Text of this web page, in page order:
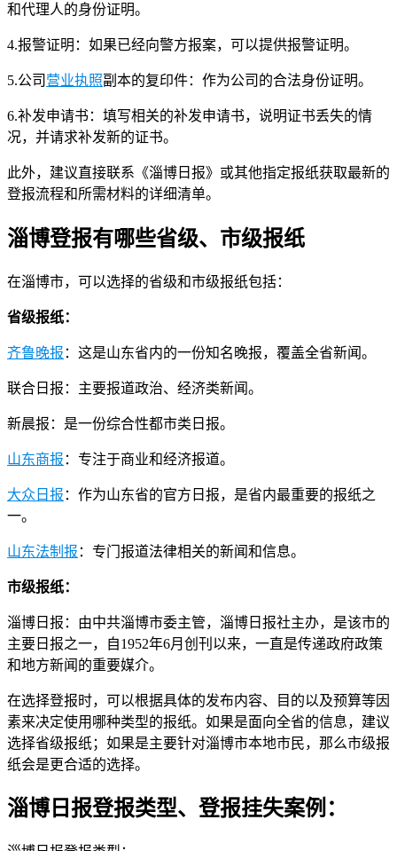
和代理人的身份证明。
4.报警证明：如果已经向警方报案，可以提供报警证明。
5.公司 营业执照副本的复印件：作为公司的合法身份证明。
6.补发申请书：填写相关的补发申请书，说明证书丢失的情
况，并请求补发新的证书。
此外，建议直接联系《淄博日报》或其他指定报纸获取最新的
登报流程和所需材料的详细清单。
淄博登报有哪些省级、市级报纸
在淄博市，可以选择的省级和市级报纸包括：
省级报纸：
齐鲁晚报 ：这是山东省内的一份知名晚报，覆盖全省新闻。
联合日报：主要报道政治、经济类新闻。
新晨报：是一份综合性都市类日报。
山东商报 ：专注于商业和经济报道。
大众日报 ：作为山东省的官方日报，是省内最重要的报纸之
一。
山东法制报 ：专门报道法律相关的新闻和信息。
市级报纸：
淄博日报：由中共淄博市委主管，淄博日报社主办，是该市的
主要日报之一，自1952年6月创刊以来，一直是传递政府政策
和地方新闻的重要媒介。
在选择登报时，可以根据具体的发布内容、目的以及预算等因
素来决定使用哪种类型的报纸。如果是面向全省的信息，建议
选择省级报纸；如果是主要针对淄博市本地市民，那么市级报
纸会是更合适的选择。
淄博日报登报类型、登报挂失案例：